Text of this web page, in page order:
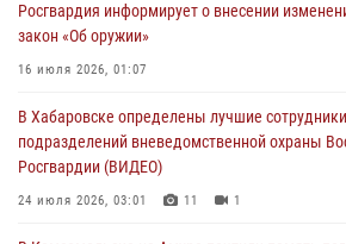
избирательного права
31 июля 2026, 03:26
женщине, потерявшей сознание во время
29 июля 2026, 23:24 2
В Хабаровске продолжается акция «Каникулы
Росгвардия информирует о внесении
закон «Об оружии»
16 июля 2026, 01:07
В Хабаровске определены лучшие
подразделений вневедомственной охраны
Росгвардии (ВИДЕО)
24 июля 2026, 03:01 11 1